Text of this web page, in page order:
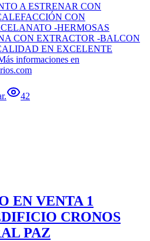
A ESTRENAR CON
CON
-HERMOSAS
CON EXTRACTOR -BALCON
EN EXCELENTE
informaciones en
42
EN VENTA 1
CRONOS
PAZ